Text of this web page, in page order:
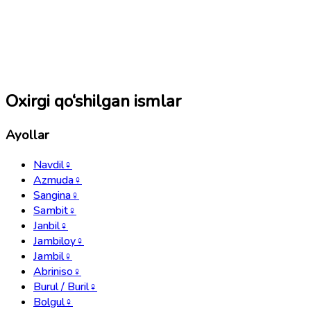
Oxirgi qo‘shilgan ismlar
Ayollar
Navdil♀
Azmuda♀
Sangina♀
Sambit♀
Janbil♀
Jambiloy♀
Jambil♀
Abriniso♀
Burul / Buril♀
Bolgul♀